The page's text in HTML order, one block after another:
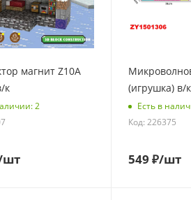
магнит Z10A
к
2
(игрушка) в/к
Есть в
Код: 226375
549 ₽/шт